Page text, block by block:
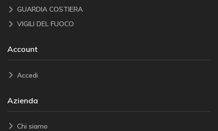
GUARDIA COSTIERA
VIGILI DEL FUOCO
Account
Accedi
Azienda
Chi siamo